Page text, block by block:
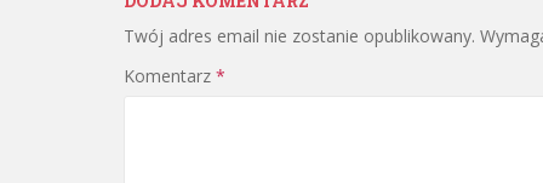
Twój adres email nie zostanie opublikowany.
Komentarz *